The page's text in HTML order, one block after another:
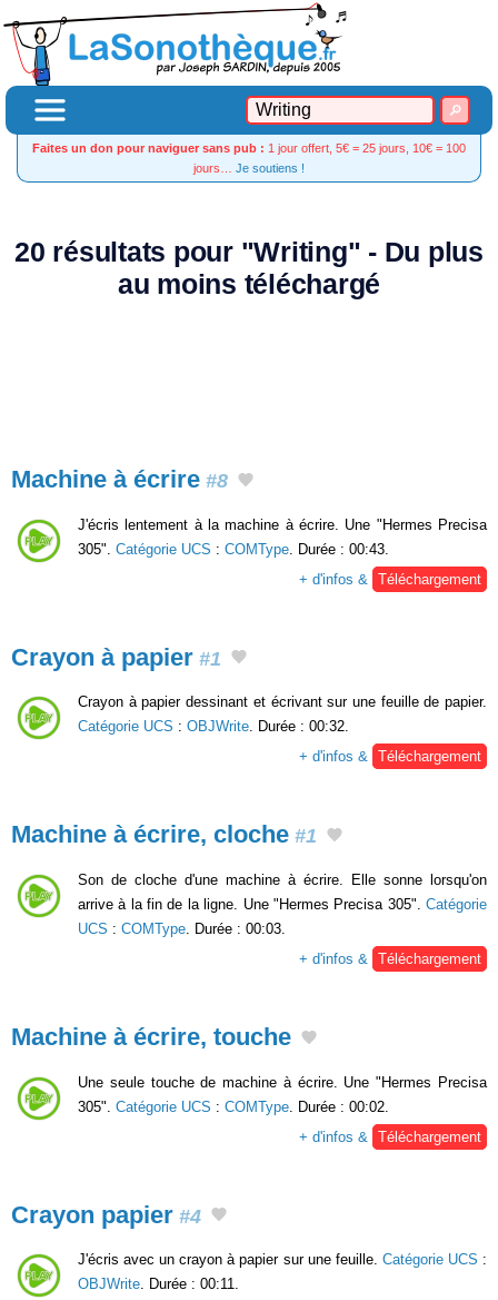
Faites un don pour naviguer sans pub : 1 jour offert, 5€ = 25 jours, 10€ = 100
jours… Je soutiens !
20 résultats pour "Writing" - Du plus
au moins téléchargé
Machine à écrire #8
J'écris lentement à la machine à écrire. Une "Hermes Precisa
305". Catégorie UCS : COMType . Durée : 00:43.
+ d'infos &
Téléchargement
Crayon à papier #1
Crayon à papier dessinant et écrivant sur une feuille de papier.
Catégorie UCS : OBJWrite. Durée : 00:32.
+ d'infos & Téléchargement
Machine à écrire, cloche #1
Son de cloche d'une machine à écrire. Elle sonne lorsqu'on
arrive à la fin de la ligne. Une "Hermes Precisa 305". Catégorie
UCS : COMType . Durée : 00:03.
+ d'infos &
Téléchargement
Machine à écrire, touche
Une seule touche de machine à écrire. Une "Hermes Precisa
305". Catégorie UCS : COMType . Durée : 00:02.
+ d'infos &
Téléchargement
Crayon papier #4
J'écris avec un crayon à papier sur une feuille. Catégorie UCS :
OBJWrite. Durée : 00:11.